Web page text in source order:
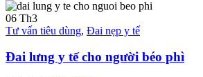
06 Th3
Tư vấn tiêu dùng, Đai nẹp y tế
Đai lưng y tế cho người béo phì